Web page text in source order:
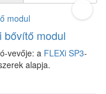
bővítő modul
vevője: a FLEXi SP3-
alapja.